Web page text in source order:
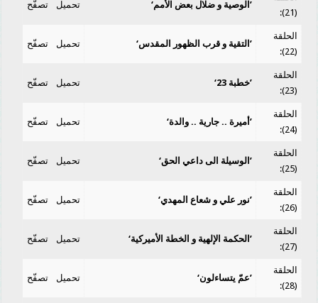
(21):
’الوصية و ضلال بعض الأمم‘ تحميل تصفّح
الحلقة
(22):
’التقية و قرب الظهور المقدس‘ تحميل تصفّح
الحلقة
(23):
’خطبة 23‘ تحميل تصفّح
الحلقة
(24):
’أميرة .. جارية .. والدة‘ تحميل تصفّح
الحلقة
(25):
’الوسيلة الى داعي الحق‘ تحميل تصفّح
الحلقة
(26):
’نور علي و شعاع المهدي‘ تحميل تصفّح
الحلقة
(27):
’الحكمة الإلهية و الخطة الأميركية‘ تحميل تصفّح
الحلقة
(28):
’عمّ يتساءلون‘ تحميل تصفّح